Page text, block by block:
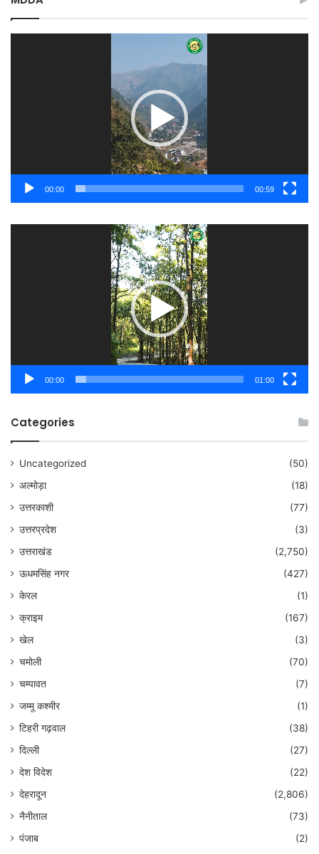
00:00 00:59
00:00 01:00
Categories
Uncategorized
(50)
अल्मोड़ा
(18)
उत्तरकाशी
(77)
उत्तरप्रदेश
(3)
उत्तराखंड
(2,750)
ऊधमसिंह नगर
(427)
केरल
(1)
क्राइम
(167)
खेल
(3)
चमोली
(70)
चम्पावत
(7)
जम्मू कश्मीर
(1)
टिहरी गढ़वाल
(38)
दिल्ली
(27)
देश विदेश
(22)
देहरादून
(2,806)
नैनीताल
(73)
पंजाब
(2)